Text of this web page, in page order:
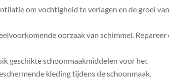
om vochtigheid te verlagen en de groei van
oorzaak van schimmel.​ Repareer
geschikte schoonmaakmiddelen voor het
kleding tijdens de schoonmaak.​